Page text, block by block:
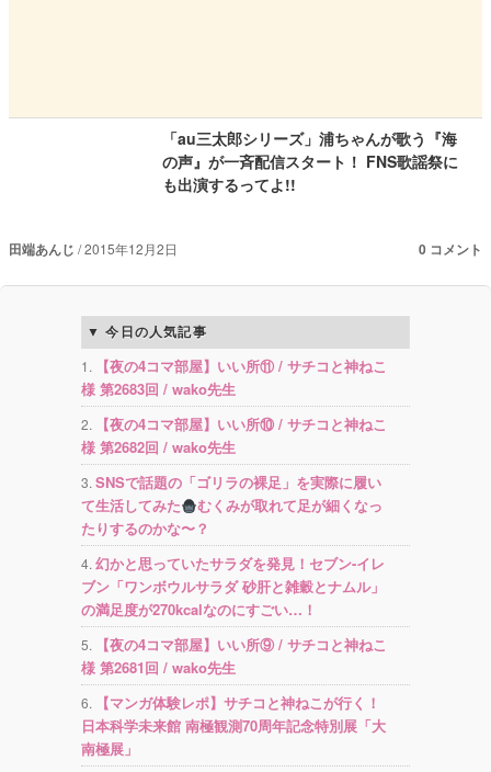
「au三太郎シリーズ」浦ちゃんが歌う『海
の声』が一斉配信スタート！ FNS歌謡祭に
も出演するってよ!!
田端あんじ 2015年12月2日 0 コメント
今日の人気記事
【夜の4コマ部屋】いい所⑪ / サチコと神ねこ
様 第2683回 / wako先生
【夜の4コマ部屋】いい所⑩ / サチコと神ねこ
様 第2682回 / wako先生
SNSで話題の「ゴリラの裸足」を実際に履い
て生活してみた
むくみが取れて足が細くなっ
たりするのかな〜？
幻かと思っていたサラダを発見！セブン-イレ
ブン「ワンボウルサラダ 砂肝と雑穀とナムル」
の満足度が270kcalなのにすごい…！
【夜の4コマ部屋】いい所⑨ / サチコと神ねこ
様 第2681回 / wako先生
【マンガ体験レポ】サチコと神ねこが行く！
日本科学未来館 南極観測70周年記念特別展「大
南極展」